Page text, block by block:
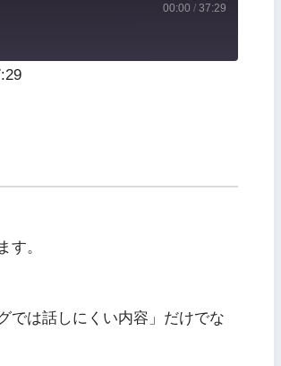
00:00 / 37:29
す。
では話しにくい内容」だけでな